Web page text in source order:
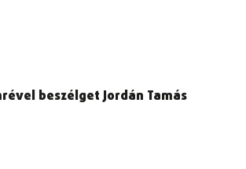
beszélget Jordán Tamás